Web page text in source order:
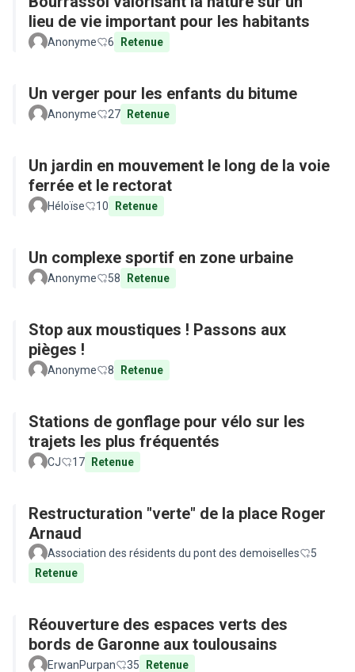
lieu de vie important pour les habitants
Anonyme 6 Retenue
Un verger pour les enfants du bitume
Anonyme 27 Retenue
Un jardin en mouvement le long de la voie
ferrée et le rectorat
Héloïse 10 Retenue
Un complexe sportif en zone urbaine
Anonyme 58 Retenue
Stop aux moustiques ! Passons aux
pièges !
Anonyme 8 Retenue
Stations de gonflage pour vélo sur les
trajets les plus fréquentés
CJ 17 Retenue
Restructuration "verte" de la place Roger
Arnaud
Association des résidents du pont des demoiselles
5
Retenue
Réouverture des espaces verts des
bords de Garonne aux toulousains
ErwanPurpan 35 Retenue